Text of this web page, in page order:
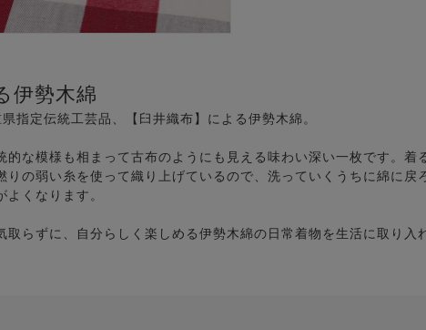
伊勢木綿
指定伝統工芸品、【臼井織布】による伊勢木綿。
的な模様も相まって古布のようにも見える味わい深い一枚です。着
の弱い糸を使って織り上げているので、洗っていくうちに綿に戻
くなります。
取らずに、自分らしく楽しめる伊勢木綿の日常着物を生活に取り入